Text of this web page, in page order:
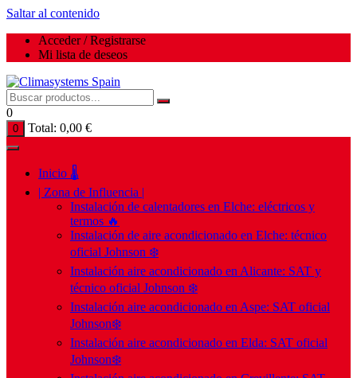
Saltar al contenido
Acceder / Registrarse
Mi lista de deseos
0
0 Total: 0,00 €
Inicio 🌡️
| Zona de Influencia |
Instalación de calentadores en Elche: eléctricos y
termos 🔥
Instalación de aire acondicionado en Elche: técnico
oficial Johnson ❄️
Instalación aire acondicionado en Alicante: SAT y
técnico oficial Johnson ❄️
Instalación aire acondicionado en Aspe: SAT oficial
Johnson❄️
Instalación aire acondicionado en Elda: SAT oficial
Johnson❄️